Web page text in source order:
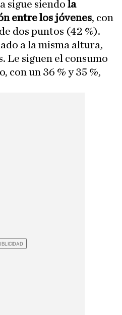
sigue siendo la
entre los jóvenes, con
dos puntos (42 %).
a la misma altura,
Le siguen el consumo
con un 36 % y 35 %,